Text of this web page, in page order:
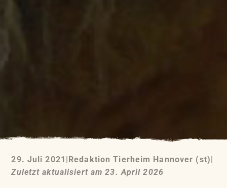
29. Juli 2021 |Redaktion Tierheim Hannover (st)|
Zuletzt aktualisiert am 23. April 2026